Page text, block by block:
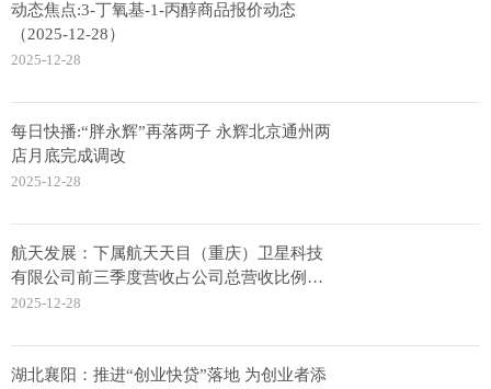
动态焦点:3-丁氧基-1-丙醇商品报价动态
（2025-12-28）
2025-12-28
每日快播:“胖永辉”再落两子 永辉北京通州两
店月底完成调改
2025-12-28
航天发展：下属航天天目（重庆）卫星科技
有限公司前三季度营收占公司总营收比例低
于1%
2025-12-28
湖北襄阳：推进“创业快贷”落地 为创业者添